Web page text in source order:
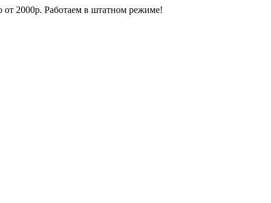
от 2000р. Работаем в штатном режиме!